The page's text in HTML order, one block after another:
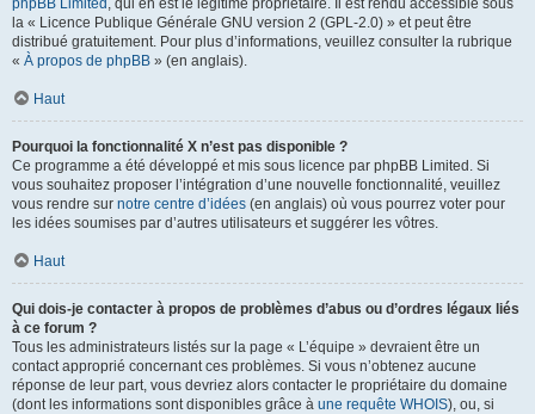
phpBB Limited , qui en est le légitime propriétaire. Il est rendu accessible sous
la « Licence Publique Générale GNU version 2 (GPL-2.0) » et peut être
distribué gratuitement. Pour plus d’informations, veuillez consulter la rubrique
« À propos de phpBB » (en anglais).
Haut
Pourquoi la fonctionnalité X n’est pas disponible ?
Ce programme a été développé et mis sous licence par phpBB Limited. Si
vous souhaitez proposer l’intégration d’une nouvelle fonctionnalité, veuillez
vous rendre sur notre centre d’idées (en anglais) où vous pourrez voter pour
les idées soumises par d’autres utilisateurs et suggérer les vôtres.
Haut
Qui dois-je contacter à propos de problèmes d’abus ou d’ordres légaux liés
à ce forum ?
Tous les administrateurs listés sur la page « L’équipe » devraient être un
contact approprié concernant ces problèmes. Si vous n’obtenez aucune
réponse de leur part, vous devriez alors contacter le propriétaire du domaine
(dont les informations sont disponibles grâce à une requête WHOIS), ou, si